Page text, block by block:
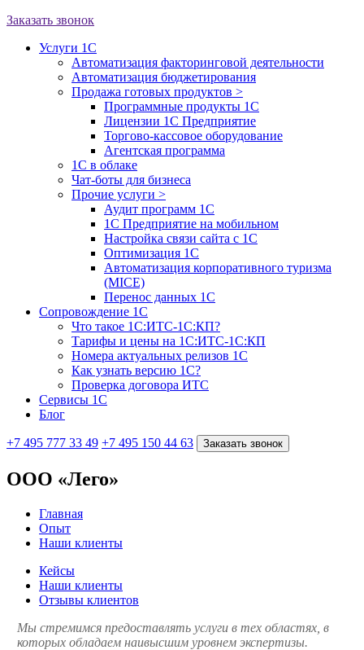
Заказать звонок
Услуги 1С
Автоматизация факторинговой деятельности
Автоматизация бюджетирования
Продажа готовых продуктов >
Программные продукты 1С
Лицензии 1С Предприятие
Торгово-кассовое оборудование
Агентская программа
1С в облаке
Чат-боты для бизнеса
Прочие услуги >
Аудит программ 1С
1С Предприятие на мобильном
Настройка связи сайта с 1С
Оптимизация 1С
Автоматизация корпоративного туризма
(MICE)
Перенос данных 1С
Сопровождение 1С
Что такое 1С:ИТС-1С:КП?
Тарифы и цены на 1С:ИТС-1С:КП
Номера актуальных релизов 1С
Как узнать версию 1С?
Проверка договора ИТС
Сервисы 1С
Блог
+7 495 777 33 49 +7 495 150 44 63 Заказать звонок
ООО «Лего»
Главная
Опыт
Наши клиенты
Кейсы
Наши клиенты
Отзывы клиентов
Мы стремимся предоставлять услуги в тех областях, в
которых обладаем наивысшим уровнем экспертизы.